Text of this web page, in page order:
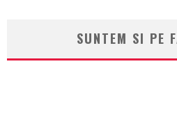
SUNTEM SI PE